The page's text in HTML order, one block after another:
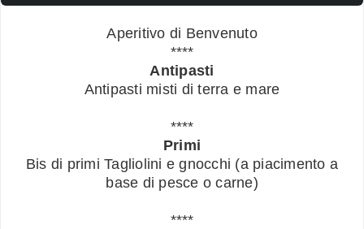
Aperitivo di Benvenuto
****
Antipasti
Antipasti misti di terra e mare
****
Primi
Bis di primi Tagliolini e gnocchi (a piacimento a
base di pesce o carne)
****